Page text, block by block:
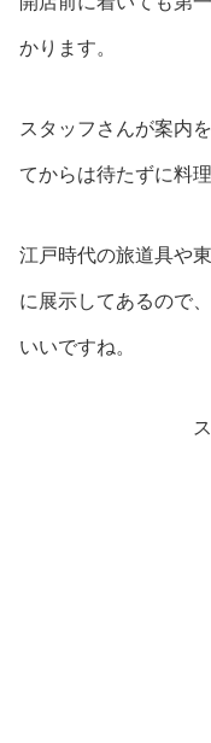
かります。
スタッフさんが案内
てからは待たずに料
江戸時代の旅道具や
に展示してあるので
いいですね。